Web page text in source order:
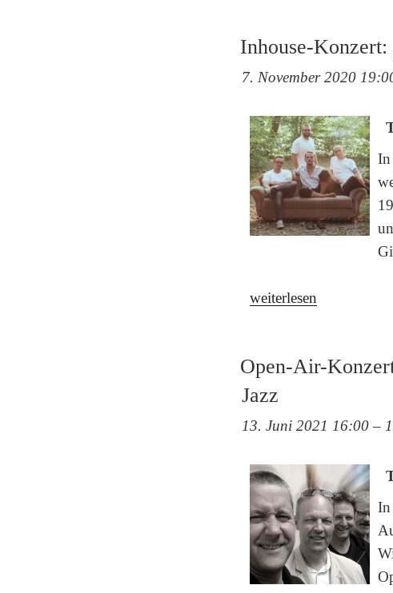
„White
Coffee““
Inhouse-
7. November 2020
In
„Inhouse-
Tray
&
–
AUS
(coronabedingt)“
weiterlesen
Open-Air-
Jazz
13. Juni 2021 16:00–
In